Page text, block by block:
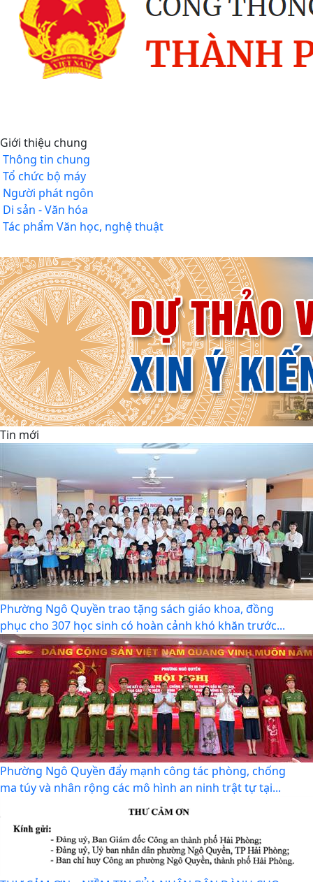
Giới thiệu chung
Thông tin chung
Tổ chức bộ máy
Người phát ngôn
Di sản - Văn hóa
Tác phẩm Văn học, nghệ thuật
Tin mới
Phường Ngô Quyền trao tặng sách giáo khoa, đồng
phục cho 307 học sinh có hoàn cảnh khó khăn trước...